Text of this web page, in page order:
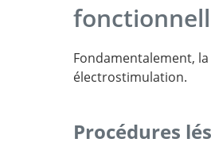
Fondamentalement,
électrostimulation.
Procédures